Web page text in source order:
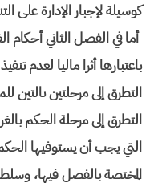
كوسيلة لإجبار الإدارة على
أما في الفصل الثاني أحكام
باعتبارها أثرا ماليا لعدم
التطرق إلى مرحلتين ىالتين
التطرق إلى مرحلة الحكم
التي يجب أن يستوفيها
المختصة بالفصل فيها،